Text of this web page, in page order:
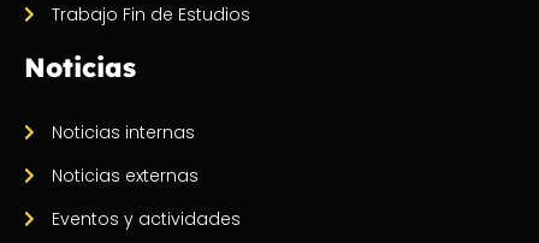
Trabajo Fin de Estudios
Noticias
Noticias internas
Noticias externas
Eventos y actividades